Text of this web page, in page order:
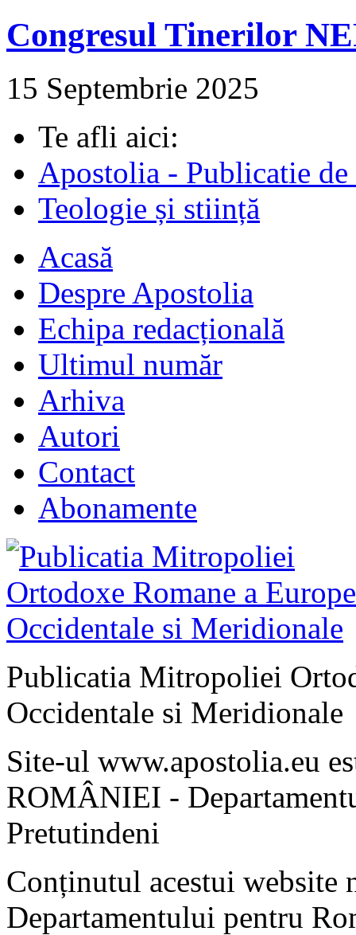
Congresul Tinerilor
15 Septembrie 2025
Te afli aici:
Apostolia - Publicatie
Teologie și stiință
Acasă
Despre Apostolia
Echipa redacțională
Ultimul număr
Arhiva
Autori
Contact
Abonamente
Publicatia Mitropoliei
Occidentale si Meridionale
Site-ul www.apostolia.eu
ROMÂNIEI -
Pretutindeni
Conținutul acestui website
Departamentului pentru